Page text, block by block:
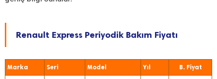
Renault Express Periyodik Bakım Fiyatı
Marka Seri Model Yıl